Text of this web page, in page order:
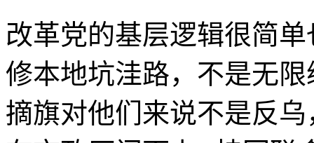
改革党的基层逻辑很简
修本地坑洼路，不是无
摘旗对他们来说不是反